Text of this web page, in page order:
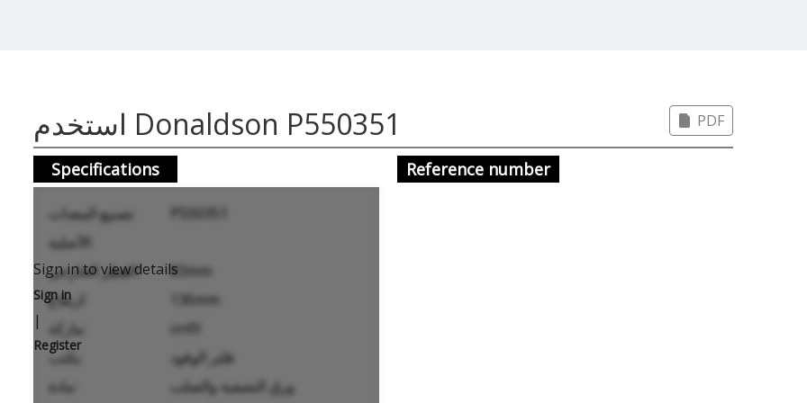
استخدم Donaldson P550351 PDF
Specifications
تصنيع المعدات
القطر الخارجي:
83mm
136mm
onfil
فلتر الوقود
ورق التصفية والصلب
Sign in to view details
Sign in
|
Register
Reference number